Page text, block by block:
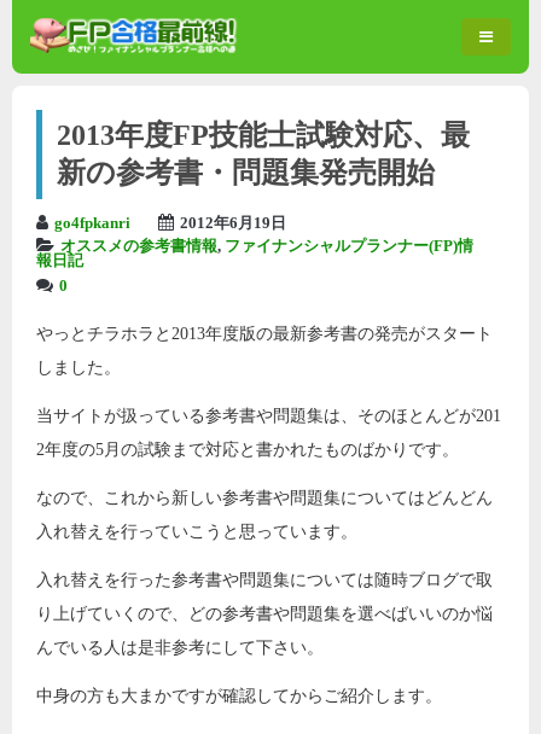
2013年度FP技能士試験対応、最
新の参考書・問題集発売開始
go4fpkanri
2012年6月19日
オススメの参考書情報, ファイナンシャルプランナー(FP)情
報日記
0
やっとチラホラと2013年度版の最新参考書の発売がスタート
しました。
当サイトが扱っている参考書や問題集は、そのほとんどが201
2年度の5月の試験まで対応と書かれたものばかりです。
なので、これから新しい参考書や問題集についてはどんどん
入れ替えを行っていこうと思っています。
入れ替えを行った参考書や問題集については随時ブログで取
り上げていくので、どの参考書や問題集を選べばいいのか悩
んでいる人は是非参考にして下さい。
中身の方も大まかですが確認してからご紹介します。